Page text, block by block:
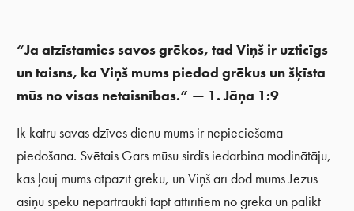
“Ja atzīstamies savos grēkos, tad Viņš ir uzticīgs
un taisns, ka Viņš mums piedod grēkus un šķīsta
mūs no visas netaisnības.” — 1. Jāņa 1:9
Ik katru savas dzīves dienu mums ir nepieciešama
piedošana. Svētais Gars mūsu sirdīs iedarbina modinātāju,
kas ļauj mums atpazīt grēku, un Viņš arī dod mums Jēzus
asiņu spēku nepārtraukti tapt attīrītiem no grēka un palikt